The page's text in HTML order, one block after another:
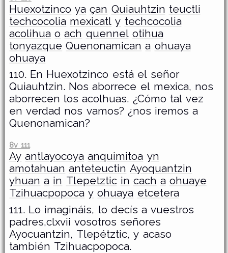
Huexotzinco ya çan Quiauhtzin teuctli
techcocolia mexicatl y techcocolia
acolihua o ach quennel otihua
tonyazque Quenonamican a ohuaya
ohuaya
110. En Huexotzinco está el señor
Quiauhtzin. Nos aborrece el mexica, nos
aborrecen los acolhuas. ¿Cómo tal vez
en verdad nos vamos? ¿nos iremos a
Quenonamican?
8v 111
Ay antlayocoya anquimitoa yn
amotahuan anteteuctin Ayoquantzin
yhuan a in Tlepetztic in cach a ohuaye
Tzihuacpopoca y ohuaya etcetera
111. Lo imagináis, lo decís a vuestros
padres,clxvii vosotros señores
Ayocuantzin, Tlepétztic, y acaso
también Tzihuacpopoca.